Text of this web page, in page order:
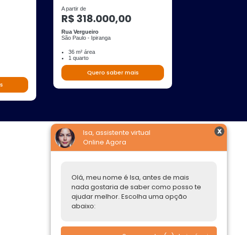
A partir de
R$ 318.000,00
Rua Vergueiro
São Paulo - Ipiranga
36 m² área
1 quarto
Quero saber mais
Isa, assistente virtual
Online Agora
Olá, meu nome é Isa, antes de mais
nada gostaria de saber como posso te
ajudar melhor. Escolha uma opção
abaixo:
Comprar ou alugar
Quero Comprar